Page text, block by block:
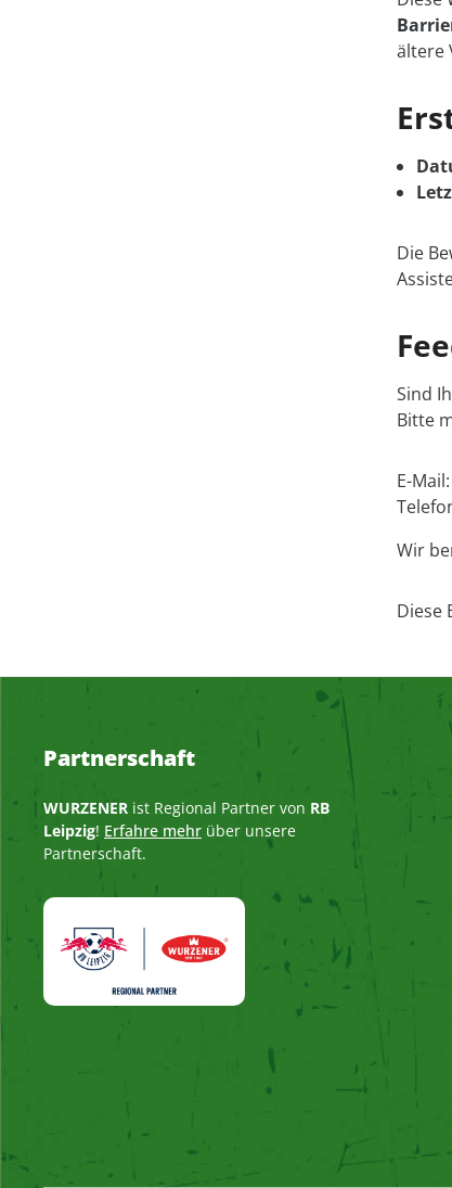
ältere
Die
Sind
Bitte
E-Mail:
Wir
Diese
Partnerschaft
WURZENER ist Regional Partner von RB
Leipzig! Erfahre mehr über unsere
Partnerschaft.